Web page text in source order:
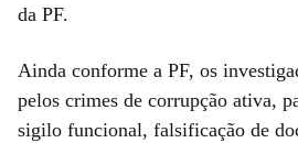
da PF.
Ainda conforme a PF, os
pelos crimes de corrupção ativa,
sigilo funcional, falsificação de